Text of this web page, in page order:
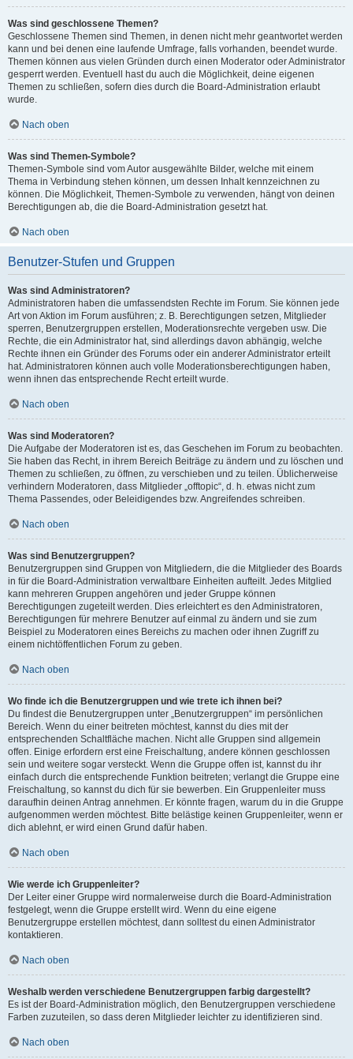
Was sind geschlossene Themen?
Geschlossene Themen sind Themen, in denen nicht mehr geantwortet werden
kann und bei denen eine laufende Umfrage, falls vorhanden, beendet wurde.
Themen können aus vielen Gründen durch einen Moderator oder Administrator
gesperrt werden. Eventuell hast du auch die Möglichkeit, deine eigenen
Themen zu schließen, sofern dies durch die Board-Administration erlaubt
wurde.
Nach oben
Was sind Themen-Symbole?
Themen-Symbole sind vom Autor ausgewählte Bilder, welche mit einem
Thema in Verbindung stehen können, um dessen Inhalt kennzeichnen zu
können. Die Möglichkeit, Themen-Symbole zu verwenden, hängt von deinen
Berechtigungen ab, die die Board-Administration gesetzt hat.
Nach oben
Benutzer-Stufen und Gruppen
Was sind Administratoren?
Administratoren haben die umfassendsten Rechte im Forum. Sie können jede
Art von Aktion im Forum ausführen; z. B. Berechtigungen setzen, Mitglieder
sperren, Benutzergruppen erstellen, Moderationsrechte vergeben usw. Die
Rechte, die ein Administrator hat, sind allerdings davon abhängig, welche
Rechte ihnen ein Gründer des Forums oder ein anderer Administrator erteilt
hat. Administratoren können auch volle Moderationsberechtigungen haben,
wenn ihnen das entsprechende Recht erteilt wurde.
Nach oben
Was sind Moderatoren?
Die Aufgabe der Moderatoren ist es, das Geschehen im Forum zu beobachten.
Sie haben das Recht, in ihrem Bereich Beiträge zu ändern und zu löschen und
Themen zu schließen, zu öffnen, zu verschieben und zu teilen. Üblicherweise
verhindern Moderatoren, dass Mitglieder „offtopic“, d. h. etwas nicht zum
Thema Passendes, oder Beleidigendes bzw. Angreifendes schreiben.
Nach oben
Was sind Benutzergruppen?
Benutzergruppen sind Gruppen von Mitgliedern, die die Mitglieder des Boards
in für die Board-Administration verwaltbare Einheiten aufteilt. Jedes Mitglied
kann mehreren Gruppen angehören und jeder Gruppe können
Berechtigungen zugeteilt werden. Dies erleichtert es den Administratoren,
Berechtigungen für mehrere Benutzer auf einmal zu ändern und sie zum
Beispiel zu Moderatoren eines Bereichs zu machen oder ihnen Zugriff zu
einem nichtöffentlichen Forum zu geben.
Nach oben
Wo finde ich die Benutzergruppen und wie trete ich ihnen bei?
Du findest die Benutzergruppen unter „Benutzergruppen“ im persönlichen
Bereich. Wenn du einer beitreten möchtest, kannst du dies mit der
entsprechenden Schaltfläche machen. Nicht alle Gruppen sind allgemein
offen. Einige erfordern erst eine Freischaltung, andere können geschlossen
sein und weitere sogar versteckt. Wenn die Gruppe offen ist, kannst du ihr
einfach durch die entsprechende Funktion beitreten; verlangt die Gruppe eine
Freischaltung, so kannst du dich für sie bewerben. Ein Gruppenleiter muss
daraufhin deinen Antrag annehmen. Er könnte fragen, warum du in die Gruppe
aufgenommen werden möchtest. Bitte belästige keinen Gruppenleiter, wenn er
dich ablehnt, er wird einen Grund dafür haben.
Nach oben
Wie werde ich Gruppenleiter?
Der Leiter einer Gruppe wird normalerweise durch die Board-Administration
festgelegt, wenn die Gruppe erstellt wird. Wenn du eine eigene
Benutzergruppe erstellen möchtest, dann solltest du einen Administrator
kontaktieren.
Nach oben
Weshalb werden verschiedene Benutzergruppen farbig dargestellt?
Es ist der Board-Administration möglich, den Benutzergruppen verschiedene
Farben zuzuteilen, so dass deren Mitglieder leichter zu identifizieren sind.
Nach oben